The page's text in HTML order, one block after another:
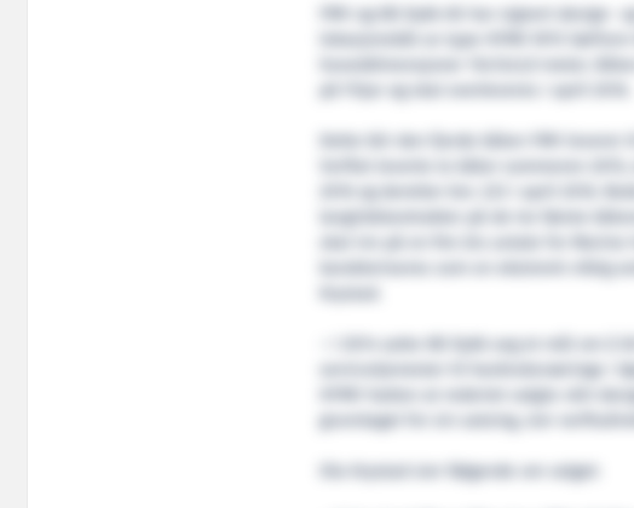
FMV og KB Dykk AS har signert
lokasjonsbåt av type HFMV W15
hoveddimensjoner 15x12x3,9 meter.
Dette blir den fjerde båten FMV leverer
Verftet leverte to båter sommeren
2016 og deretter bnr. 223 i april 2016.
langtidskontrakter på de tre første
skal inn på en fire års avtale for Marine
karakteriseres som en ekstremt viktig
– I 2014 satte KB Dykk seg et mål om
servicetjenester til havbruksnæringa i
HFMV hatten at rederiet valgte vårt
grunnlaget for sin satsing, sier
Ola Krystad sier følgende om valget: